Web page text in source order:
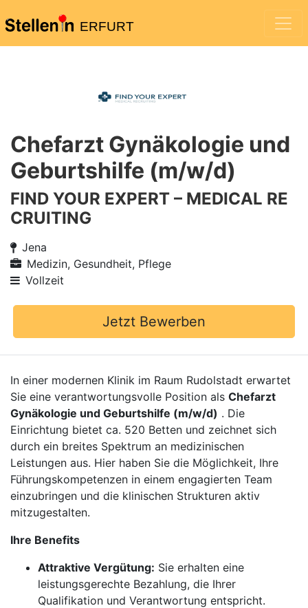
ERFURT
Chefarzt Gynäkologie und
Geburtshilfe (m/w/d)
FIND YOUR EXPERT – MEDICAL RE
CRUITING
Jena
Medizin, Gesundheit, Pflege
Vollzeit
Jetzt Bewerben
In einer modernen Klinik im Raum Rudolstadt erwartet
Sie eine verantwortungsvolle Position als Chefarzt
Gynäkologie und Geburtshilfe (m/w/d) . Die
Einrichtung bietet ca. 520 Betten und zeichnet sich
durch ein breites Spektrum an medizinischen
Leistungen aus. Hier haben Sie die Möglichkeit, Ihre
Führungskompetenzen in einem engagierten Team
einzubringen und die klinischen Strukturen aktiv
mitzugestalten.
Ihre Benefits
Attraktive Vergütung: Sie erhalten eine
leistungsgerechte Bezahlung, die Ihrer
Qualifikation und Verantwortung entspricht.